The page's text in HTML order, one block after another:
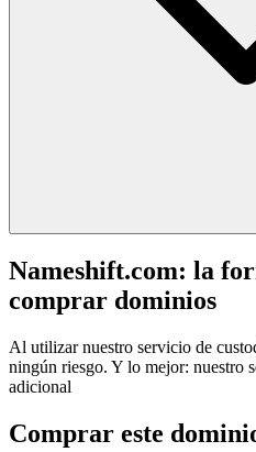
Nameshift.com: la
comprar dominios
Al utilizar nuestro servicio de
ningún riesgo. Y lo mejor: nuestro
adicional
Comprar este